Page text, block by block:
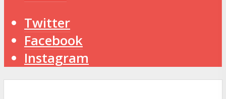
Twitter
Facebook
Instagram